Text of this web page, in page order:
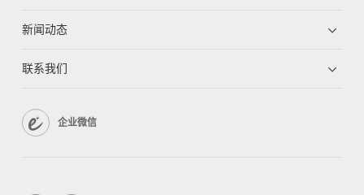
新闻动态
联系我们
企业微信